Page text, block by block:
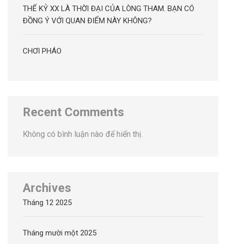
THẾ KỶ XX LÀ THỜI ĐẠI CỦA LÒNG THAM. BẠN CÓ
ĐỒNG Ý VỚI QUAN ĐIỂM NÀY KHÔNG?
CHƠI PHÁO
Recent Comments
Không có bình luận nào để hiển thị.
Archives
Tháng 12 2025
Tháng mười một 2025